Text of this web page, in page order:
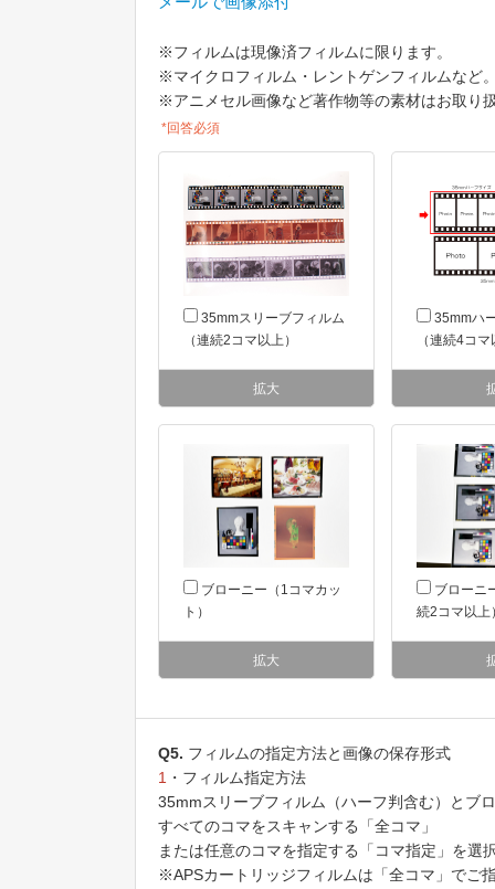
※フィルムは現像済フィルムに限ります。
※マイクロフィルム・レントゲンフィルムなど
※アニメセル画像など著作物等の素材はお取り
*回答必須
35mmスリーブフィルム
（連続2コマ以上）
拡大
35mmハ
（連続4コ
ブローニー（1コマカッ
ト）
拡大
ブローニ
続2コマ以上
Q5. フィルムの指定方法と画像の保存形式
1 ・フィルム指定方法
35mmスリーブフィルム（ハーフ判含む）とブ
すべてのコマをスキャンする「全コマ」
または任意のコマを指定する「コマ指定」を選
※APSカートリッジフィルムは「全コマ」でご